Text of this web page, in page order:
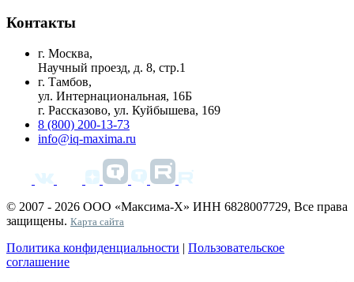
Контакты
г. Москва,
Научный проезд, д. 8, стр.1
г. Тамбов,
ул. Интернациональная, 16Б
г. Рассказово, ул. Куйбышева, 169
8 (800) 200-13-73
info@iq-maxima.ru
© 2007 - 2026 ООО «Максима-Х» ИНН 6828007729, Все права
защищены. Карта сайта
Политика конфиденциальности | Пользовательское
соглашение